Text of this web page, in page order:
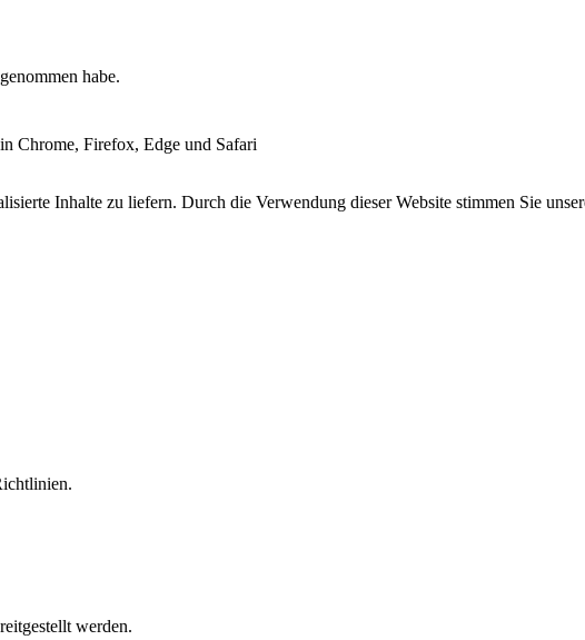
habe.
Chrome, Firefox, Edge und Safari
Inhalte zu liefern. Durch die Verwendung dieser Website stimmen Sie
werden.